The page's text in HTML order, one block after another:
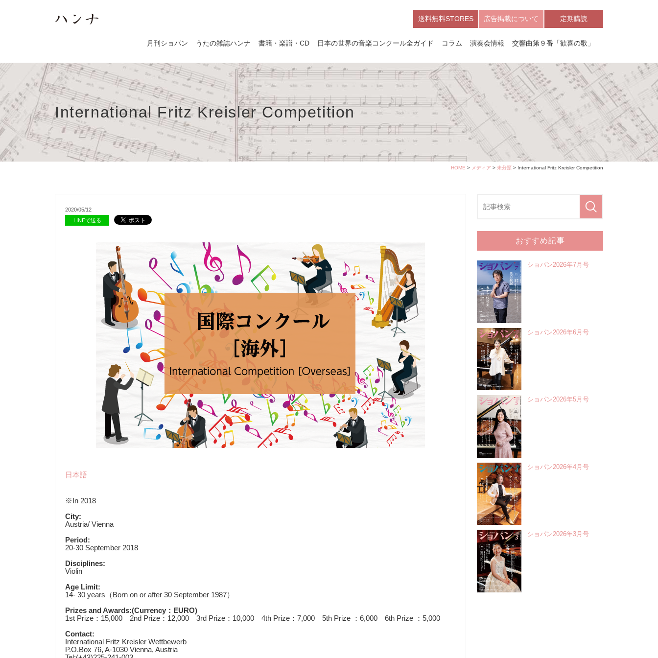
送料無料STORES 広告掲載について 定期購読
月刊ショパン うたの雑誌ハンナ 書籍・楽譜・CD 日本の世界の音楽コンクール全ガイド コラム 演奏会情報 交響曲第９番「歓喜の歌」
International Fritz Kreisler Competition
HOME > メディア > 未分類 > International Fritz Kreisler Competition
2020/05/12
LINEで送る
日本語
※ In 2018
City:
Austria/ Vienna
Period:
20-30 September 2018
Disciplines:
Violin
Age Limit:
14- 30 years （ Born on or after 30 September 1987）
Prizes and Awards:(Currency ： EURO)
1st Prize ： 15,000 2nd Prize ： 12,000 3rd Prize ： 10,000 4th Prize ： 7,000 5th Prize ： 6,000 6th Prize ： 5,000
Contact:
International Fritz Kreisler Wettbewerb
P.O.Box 76, A-1030 Vienna, Austria
おすすめ記事
ショパン2026年7月号
ショパン2026年6月号
ショパン2026年5月号
ショパン2026年4月号
ショパン2026年3月号